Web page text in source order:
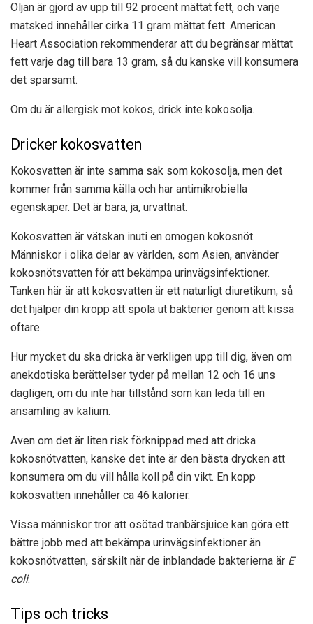
Oljan är gjord av upp till 92 procent mättat fett, och varje
matsked innehåller cirka 11 gram mättat fett. American
Heart Association rekommenderar att du begränsar mättat
fett varje dag till bara 13 gram, så du kanske vill konsumera
det sparsamt.
Om du är allergisk mot kokos, drick inte kokosolja.
Dricker kokosvatten
Kokosvatten är inte samma sak som kokosolja, men det
kommer från samma källa och har antimikrobiella
egenskaper. Det är bara, ja, urvattnat.
Kokosvatten är vätskan inuti en omogen kokosnöt.
Människor i olika delar av världen, som Asien, använder
kokosnötsvatten för att bekämpa urinvägsinfektioner.
Tanken här är att kokosvatten är ett naturligt diuretikum, så
det hjälper din kropp att spola ut bakterier genom att kissa
oftare.
Hur mycket du ska dricka är verkligen upp till dig, även om
anekdotiska berättelser tyder på mellan 12 och 16 uns
dagligen, om du inte har tillstånd som kan leda till en
ansamling av kalium.
Även om det är liten risk förknippad med att dricka
kokosnötvatten, kanske det inte är den bästa drycken att
konsumera om du vill hålla koll på din vikt. En kopp
kokosvatten innehåller ca 46 kalorier.
Vissa människor tror att osötad tranbärsjuice kan göra ett
bättre jobb med att bekämpa urinvägsinfektioner än
kokosnötvatten, särskilt när de inblandade bakterierna är E
coli.
Tips och tricks